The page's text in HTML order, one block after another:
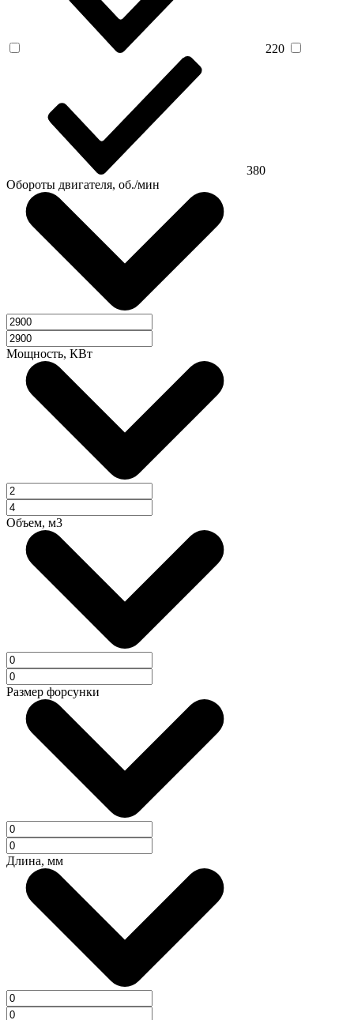
220
380
Обороты двигателя, об./мин
Мощность, КВт
Объем, м3
Размер форсунки
Длина, мм